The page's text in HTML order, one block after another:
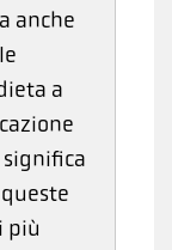
anche
a
significa
più